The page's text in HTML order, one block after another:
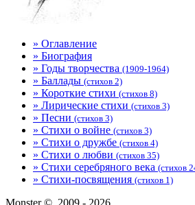
» Оглавление
» Биография
» Годы творчества (1909-1964)
» Баллады (стихов 2)
» Короткие стихи (стихов 8)
» Лирические стихи (стихов 3)
» Песни (стихов 3)
» Стихи о войне (стихов 3)
» Стихи о дружбе (стихов 4)
» Стихи о любви (стихов 35)
» Стихи серебряного века (стихов
» Стихи-посвящения (стихов 1)
Monster ©, 2009 - 2026